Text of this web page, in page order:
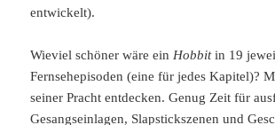
entwickelt).
Wieviel schöner wäre einHobbitin 19
Fernsehepisoden (eine für jedes Kapitel)?
seiner Pracht entdecken. Genug Zeit für
Gesangseinlagen, Slapstickszenen und